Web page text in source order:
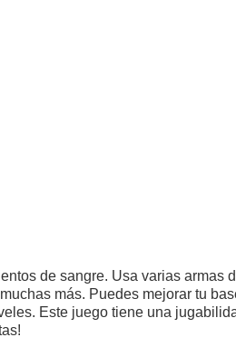
de sangre. Usa varias armas
más. Puedes mejorar tu
Este juego tiene una